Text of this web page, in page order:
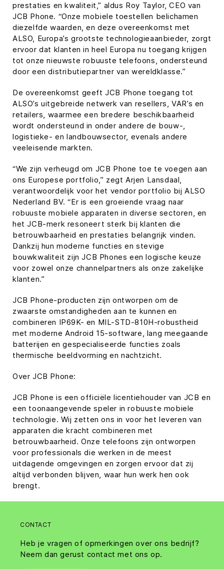
prestaties en kwaliteit,” aldus Roy Taylor, CEO van
JCB Phone. “Onze mobiele toestellen belichamen
diezelfde waarden, en deze overeenkomst met
ALSO, Europa’s grootste technologieaanbieder, zorgt
ervoor dat klanten in heel Europa nu toegang krijgen
tot onze nieuwste robuuste telefoons, ondersteund
door een distributiepartner van wereldklasse.”
De overeenkomst geeft JCB Phone toegang tot
ALSO’s uitgebreide netwerk van resellers, VAR’s en
retailers, waarmee een bredere beschikbaarheid
wordt ondersteund in onder andere de bouw-,
logistieke- en landbouwsector, evenals andere
veeleisende markten.
“We zijn verheugd om JCB Phone toe te voegen aan
ons Europese portfolio,” zegt Arjen Lansdaal,
verantwoordelijk voor het vendor portfolio bij ALSO
Nederland BV. “Er is een groeiende vraag naar
robuuste mobiele apparaten in diverse sectoren, en
het JCB-merk resoneert sterk bij klanten die
betrouwbaarheid en prestaties belangrijk vinden.
Dankzij hun moderne functies en stevige
bouwkwaliteit zijn JCB Phones een logische keuze
voor zowel onze channelpartners als onze zakelijke
klanten.”
JCB Phone-producten zijn ontworpen om de
zwaarste omstandigheden aan te kunnen en
combineren IP69K- en MIL-STD-810H-robustheid
met moderne Android 15-software, lang meegaande
batterijen en gespecialiseerde functies zoals
thermische beeldvorming en nachtzicht.
Over JCB Phone:
JCB Phone is een officiële licentiehouder van JCB en
een toonaangevende speler in robuuste mobiele
technologie. Wij zetten ons in voor het leveren van
apparaten die kracht combineren met
betrouwbaarheid. Onze telefoons zijn ontworpen
voor professionals die werken in de meest
uitdagende omgevingen en zorgen ervoor dat zij
altijd verbonden blijven, waar hun werk hen ook
brengt.
CONTACT
Heb je vragen of opmerkingen over ons bedrijf?
Neem dan gerust contact met ons op.